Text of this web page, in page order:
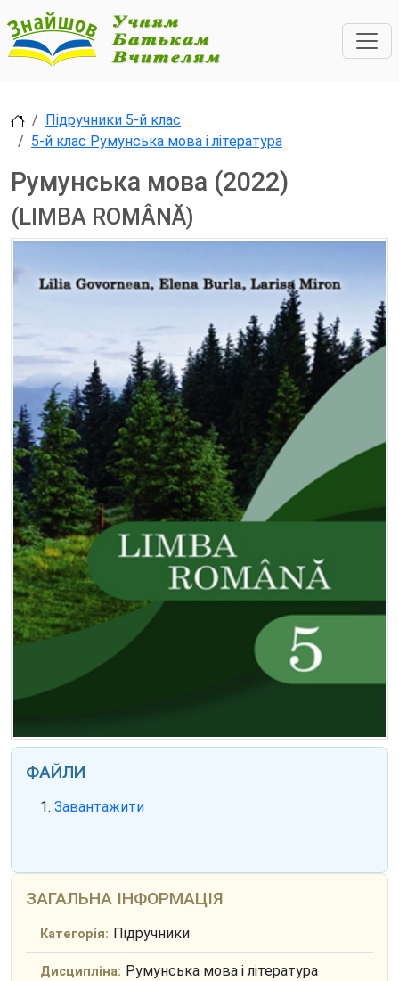
Підручники 5-й клас
5-й клас Румунська мова і література
Румунська мова (2022)
(LIMBA ROMÂNĂ)
ФАЙЛИ
Завантажити
ЗАГАЛЬНА ІНФОРМАЦІЯ
Категорія: Підручники
Дисципліна: Румунська мова і література